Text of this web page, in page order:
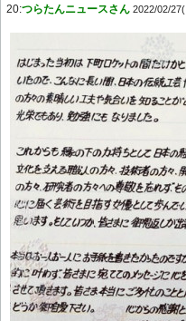
20:つらたんニュースさん 2022/02/